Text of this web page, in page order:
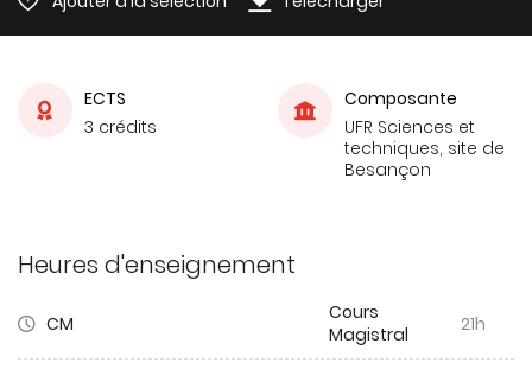
ECTS
3 crédits
Composante
UFR Sciences et
techniques, site de
Besançon
Heures d'enseignement
CM
Cours
Magistral
21h